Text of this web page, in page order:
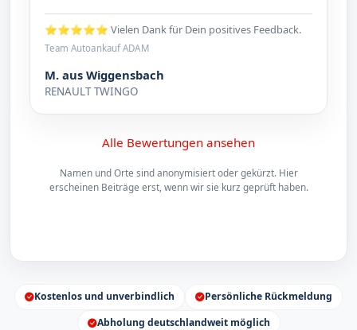
⭐⭐⭐⭐⭐ Vielen Dank für Dein positives Feedback.
Team Autoankauf ADAM
M. aus Wiggensbach
RENAULT TWINGO
Alle Bewertungen ansehen
Namen und Orte sind anonymisiert oder gekürzt. Hier
erscheinen Beiträge erst, wenn wir sie kurz geprüft haben.
Kostenlos und unverbindlich
Persönliche Rückmeldung
Abholung deutschlandweit möglich